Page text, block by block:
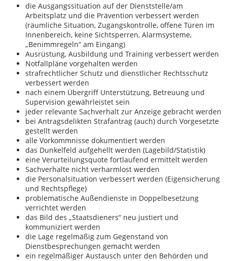
die Ausgangssituation auf der Dienststelle/am
Arbeitsplatz und die Prävention verbessert werden
(räumliche Situation, Zugangskontrolle, offene Türen im
Innenbereich, keine Sichtsperren, Alarmsysteme,
„Benimmregeln“ am Eingang)
Ausrüstung, Ausbildung und Training verbessert werden
Notfallpläne vorgehalten werden
strafrechtlicher Schutz und dienstlicher Rechtsschutz
verbessert werden
nach einem Übergriff Unterstützung, Betreuung und
Supervision gewährleistet sein
jeder relevante Sachverhalt zur Anzeige gebracht werden
bei Antragsdelikten Strafantrag (auch) durch Vorgesetzte
gestellt werden
alle Vorkommnisse dokumentiert werden
das Dunkelfeld aufgehellt werden (Lagebild/Statistik)
eine Verurteilungsquote fortlaufend ermittelt werden
Sachverhalte nicht verharmlost werden
die Personalsituation verbessert werden (Eigensicherung
und Rechtspflege)
problematische Außendienste in Doppelbesetzung
verrichtet werden
das Bild des „Staatsdieners“ neu justiert und
kommuniziert werden
die Lage regelmäßig zum Gegenstand von
Dienstbesprechungen gemacht werden
ein regelmäßiger Austausch unter den Behörden und